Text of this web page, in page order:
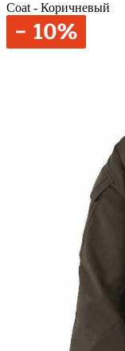
Coat - Коричневый